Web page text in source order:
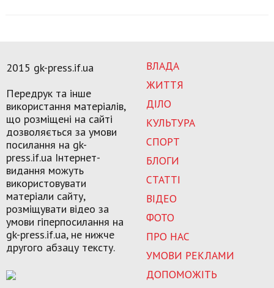
ВЛАДА
ЖИТТЯ
ДІЛО
КУЛЬТУРА
СПОРТ
БЛОГИ
СТАТТІ
ВІДЕО
ФОТО
ПРО НАС
УМОВИ РЕКЛАМИ
ДОПОМОЖІТЬ
2015 gk-press.if.ua
Передрук та інше
використання матеріалів,
що розміщені на сайті
дозволяється за умови
посилання на gk-
press.if.ua Інтернет-
видання можуть
використовувати
матеріали сайту,
розміщувати відео за
умови гіперпосилання на
gk-press.if.ua, не нижче
другого абзацу тексту.